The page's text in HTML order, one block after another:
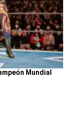
Mundial